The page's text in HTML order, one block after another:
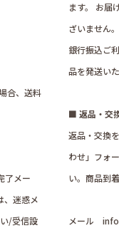
合、送料
了メー
、迷惑メ
/受信設
ます。 お届
ざいません
銀行振込ご
品を発送い
■ 返品・交
返品・交換
わせ」フォ
い。商品到
メール